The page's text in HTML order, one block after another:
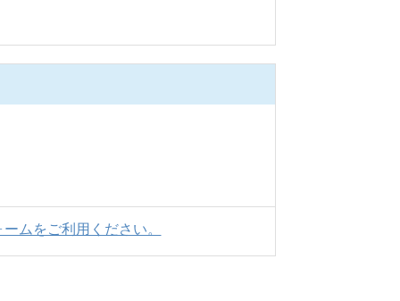
ムをご利用ください。